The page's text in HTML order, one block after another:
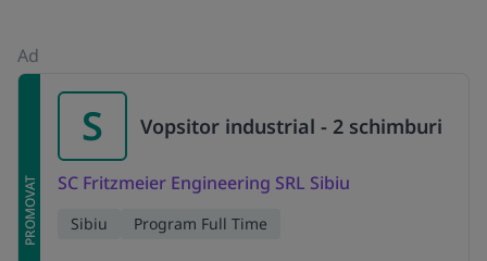
Ad
PROMOVAT
S Vopsitor industrial - 2 schimburi
SC Fritzmeier Engineering SRL Sibiu
Sibiu Program Full Time